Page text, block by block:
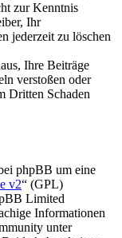
zur Kenntnis
Ihr
jederzeit zu löschen
Ihre Beiträge
verstoßen oder
Dritten Schaden
phpBB um eine
v2“ (GPL)
Limited
Informationen
unter